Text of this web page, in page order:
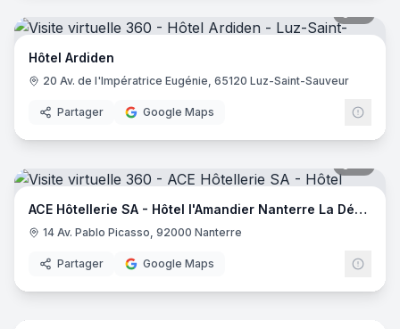
Hôtel Ardiden
20 Av. de l'Impératrice Eugénie, 65120 Luz-Saint-Sauveur
Partager Google Maps
ACE Hôtellerie SA - Hôtel l'Amandier Nanterre La Défense
14 Av. Pablo Picasso, 92000 Nanterre
Partager Google Maps
42